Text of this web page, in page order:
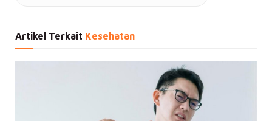
Artikel Terkait Kesehatan